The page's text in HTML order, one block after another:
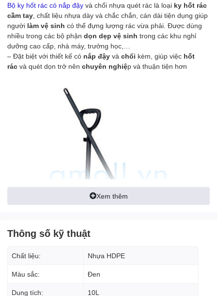
Bộ ky hốt rác có nắp đậy và chổi nhựa quét rác là loại ky hốt rác
cầm tay , chất liệu nhựa dày và chắc chắn, cán dài tiện dụng giúp
người làm vệ sinh có thể đựng lượng rác vừa phải. Được dùng
nhiều trong các bộ phận dọn dẹp vệ sinh trong các khu nghỉ
dưỡng cao cấp, nhà máy, trưởng học,…
– Đặt biệt với thiết kế có nắp đậy và chổi kèm, giúp việc hốt
rác và quét dọn trở nên chuyên nghiệp và thuận tiện hơn
Bộ ky hốt rác có nắp đậy và chổi nhựa quét rác là
Xem thêm
Thông số kỹ thuật
Chất liệu: Nhựa HDPE
Màu sắc: Đen
Dung tích: 10L